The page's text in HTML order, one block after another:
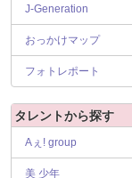
J-Generation
おっかけマップ
フォトレポート
タレントから探す
Aぇ! group
美 少年